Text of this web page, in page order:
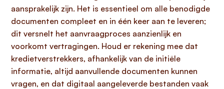
aansprakelijk zijn. Het is essentieel om alle benodigde
documenten compleet en in één keer aan te leveren;
dit versnelt het aanvraagproces aanzienlijk en
voorkomt vertragingen. Houd er rekening mee dat
kredietverstrekkers, afhankelijk van de initiële
informatie, altijd aanvullende documenten kunnen
vragen, en dat digitaal aangeleverde bestanden vaak